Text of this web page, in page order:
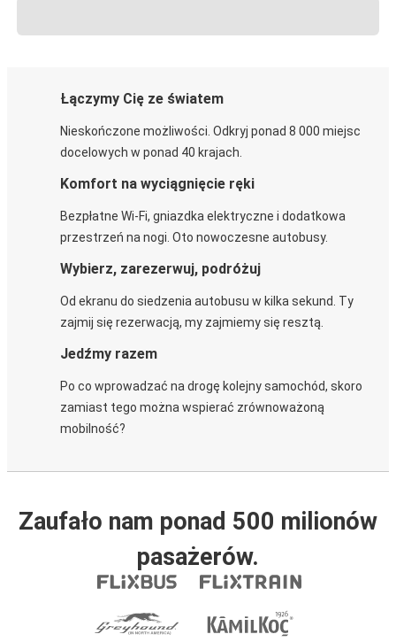
Łączymy Cię ze światem
Nieskończone możliwości. Odkryj ponad 8 000 miejsc
docelowych w ponad 40 krajach.
Komfort na wyciągnięcie ręki
Bezpłatne Wi-Fi, gniazdka elektryczne i dodatkowa
przestrzeń na nogi. Oto nowoczesne autobusy.
Wybierz, zarezerwuj, podróżuj
Od ekranu do siedzenia autobusu w kilka sekund. Ty
zajmij się rezerwacją, my zajmiemy się resztą.
Jedźmy razem
Po co wprowadzać na drogę kolejny samochód, skoro
zamiast tego można wspierać zrównoważoną
mobilność?
Zaufało nam ponad 500 milionów
pasażerów.